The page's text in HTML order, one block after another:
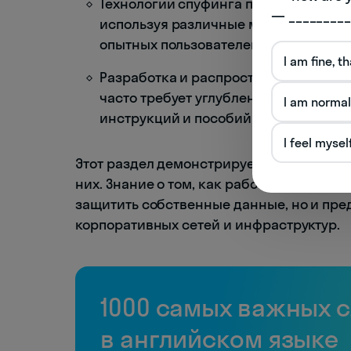
используя различные методы
опытных пользователей и системы
Разработка и распространение
часто требует углубленных знаний,
инструкций и пособий от
Этот раздел демонстрирует важность
них. Знание о том, как работают эти
защитить собственные данные, но и
корпоративных сетей и инфраструктур.
1000 самых важных
в английском языке
— _________
I am fine,
I am
I feel